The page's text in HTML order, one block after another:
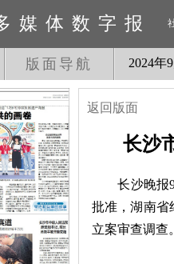
媒体数字报
版面导航 2024年9
返回版面
长沙
长沙晚报9
批准，湖南省
立案审查调查。